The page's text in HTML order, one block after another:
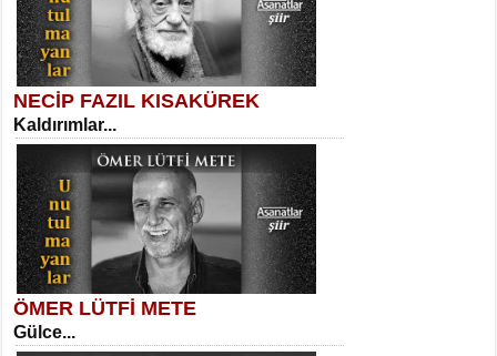
SELAHATTİN YILDIZ
İnsanın Zindanı...
MEHMET TAŞTAN
Sibel Orhan
İki Kırık Boşluk...
NECİP FAZIL KISAKÜREK
Kaldırımlar...
ÖMER LÜTFİ METE
Gülce...